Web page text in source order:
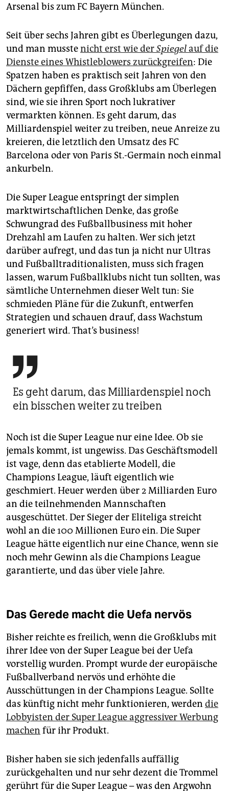
Arsenal bis zum FC Bayern München.
Seit über sechs Jahren gibt es Überlegungen dazu,
und man musstenicht erst wie derSpiegelauf die
Dienste eines Whistleblowers zurückgreifen: Die
Spatzen haben es praktisch seit Jahren von den
Dächern gepfiffen, dass Großklubs am Überlegen
sind, wie sie ihren Sport noch lukrativer
vermarkten können. Es geht darum, das
Milliardenspiel weiter zu treiben, neue Anreize zu
kreieren, die letztlich den Umsatz des FC
Barcelona oder von Paris St.-Germain noch einmal
ankurbeln.
Die Super League entspringt der simplen
marktwirtschaftlichen Denke, das große
Schwungrad des Fußballbusiness mit hoher
Drehzahl am Laufen zu halten. Wer sich jetzt
darüber aufregt, und das tun ja nicht nur Ultras
und Fußballtraditionalisten, muss sich fragen
lassen, warum Fußballklubs nicht tun sollten, was
sämtliche Unternehmen dieser Welt tun: Sie
schmieden Pläne für die Zukunft, entwerfen
Strategien und schauen drauf, dass Wachstum
generiert wird. That’s business!

Es geht darum, das Milliardenspiel noch
ein bisschen weiter zu treiben
Noch ist die Super League nur eine Idee. Ob sie
jemals kommt, ist ungewiss. Das Geschäftsmodell
ist vage, denn das etablierte Modell, die
Champions League, läuft eigentlich wie
geschmiert. Heuer werden über 2 Milliarden Euro
an die teilnehmenden Mannschaften
ausgeschüttet. Der Sieger der Eliteliga streicht
wohl an die 100 Millionen Euro ein. Die Super
League hätte eigentlich nur eine Chance, wenn sie
noch mehr Gewinn als die Champions League
garantierte, und das über viele Jahre.
Das Gerede macht die Uefa nervös
Bisher reichte es freilich, wenn die Großklubs mit
ihrer Idee von der Super League bei der Uefa
vorstellig wurden. Prompt wurde der europäische
Fußballverband nervös und erhöhte die
Ausschüttungen in der Champions League. Sollte
das künftig nicht mehr funktionieren, werden die
Lobbyisten der Super League aggressiver Werbung
machen für ihr Produkt.
Bisher haben sie sich jedenfalls auffällig
zurückgehalten und nur sehr dezent die Trommel
gerührt für die Super League – was den Argwohn